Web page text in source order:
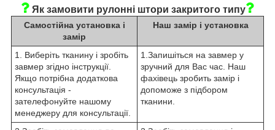
Як замовити рулонні штори закритого типу
Самостійна установка і
замір
Наш замір і установка
1. Виберіть тканину і зробіть
завмер згідно інструкції.
Якщо потрібна додаткова
консультація -
зателефонуйте нашому
менеджеру для консультації.
1.Запишіться на завмер у
зручний для Вас час. Наш
фахівець зробить замір і
допоможе з підбором
тканини.